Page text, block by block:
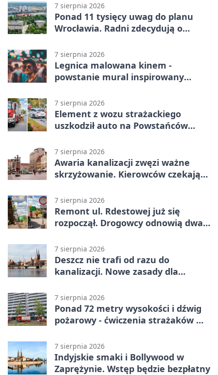
7 sierpnia 2026
Ponad 11 tysięcy uwag do planu
Wrocławia. Radni zdecydują o
7 sierpnia 2026
Legnica malowana kinem -
powstanie mural inspirowany
7 sierpnia 2026
Element z wozu strażackiego
uszkodził auto na Powstańców
7 sierpnia 2026
Awaria kanalizacji zwęzi ważne
skrzyżowanie. Kierowców czekają
7 sierpnia 2026
Remont ul. Rdestowej już się
rozpoczął. Drogowcy odnowią dwa
7 sierpnia 2026
Deszcz nie trafi od razu do
kanalizacji. Nowe zasady dla
7 sierpnia 2026
Ponad 72 metry wysokości i dźwig
pożarowy - ćwiczenia strażaków we
7 sierpnia 2026
Indyjskie smaki i Bollywood w
Zaprężynie. Wstęp będzie bezpłatny